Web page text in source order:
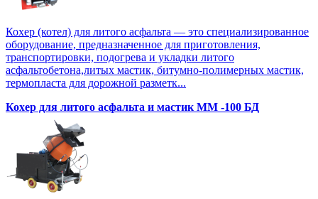
Кохер (котел) для литого асфальта — это специализированное
оборудование, предназначенное для приготовления,
транспортировки, подогрева и укладки литого
асфальтобетона,литых мастик, битумно-полимерных мастик,
термопласта для дорожной разметк...
Кохер для литого асфальта и мастик MM -100 БД